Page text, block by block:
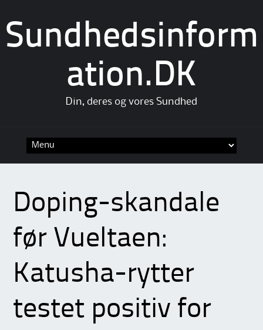
Sundhedsinform
ation.DK
Din, deres og vores Sundhed
Doping-skandale
før Vueltaen:
Katusha-rytter
testet positiv for